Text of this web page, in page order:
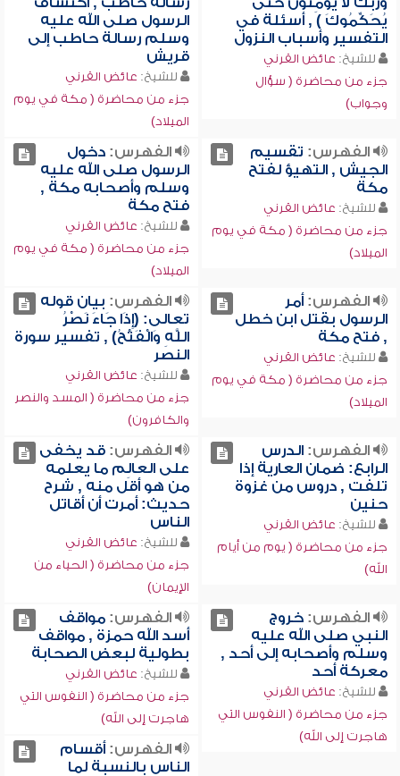
يُحَكِّمُوكَ ) , أسئلة في
التفسير وأسباب النزول
للشيخ: عائض القرني
جزء من محاضرة ( سؤال
وجواب)
الرسول صلى الله عليه
وسلم رسالة حاطب إلى
قريش
للشيخ: عائض القرني
جزء من محاضرة ( مكة في يوم
الميلاد)
الفهرس: تقسيم
الجيش , التهيؤ لفتح
مكة
للشيخ: عائض القرني
جزء من محاضرة ( مكة في يوم
الميلاد)
الفهرس:دخول
الرسول صلى الله عليه
وسلم وأصحابه مكة ,
فتح مكة
للشيخ: عائض القرني
جزء من محاضرة ( مكة في يوم
الميلاد)
الفهرس:أمر
الرسول بقتل ابن خطل
, فتح مكة
للشيخ: عائض القرني
جزء من محاضرة ( مكة في يوم
الميلاد)
الفهرس: بيان قوله
تعالى: (إِذَا جَاءَ نَصْرُ
اللَّهِ وَالْفَتْحُ) , تفسير سورة
النصر
للشيخ: عائض القرني
جزء من محاضرة ( المسد والنصر
والكافرون)
الفهرس:الدرس
الرابع: ضمان العارية إذا
تلفت , دروس من غزوة
حنين
للشيخ: عائض القرني
جزء من محاضرة ( يوم من أيام
الله)
الفهرس:قد يخفى
على العالِم ما يعلمه
من هو أقل منه , شرح
حديث: أمرت أن أقاتل
الناس
للشيخ: عائض القرني
جزء من محاضرة ( الحياء من
الإيمان)
الفهرس:خروج
النبي صلى الله عليه
وسلم وأصحابه إلى أحد ,
معركة أحد
للشيخ: عائض القرني
جزء من محاضرة ( النفوس التي
هاجرت إلى الله)
الفهرس:مواقف
أسد الله حمزة , مواقف
بطولية لبعض الصحابة
للشيخ: عائض القرني
جزء من محاضرة ( النفوس التي
هاجرت إلى الله)
الفهرس:أقسام
الناس بالنسبة لما